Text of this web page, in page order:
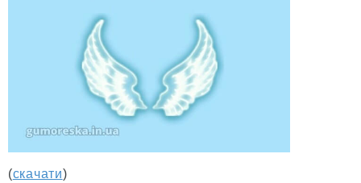
(скачати)